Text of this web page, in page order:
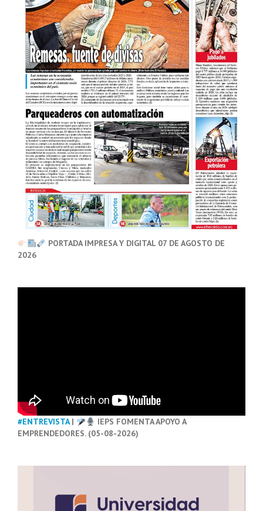
PORTADA IMPRESA Y DIGITAL 07 DE AGOSTO DE
2026
#ENTREVISTA|
IEPS FOMENTA APOYO A
EMPRENDEDORES. (05-08-2026)